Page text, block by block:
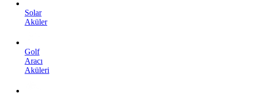
Solar
Aküler
Golf
Aracı
Aküleri